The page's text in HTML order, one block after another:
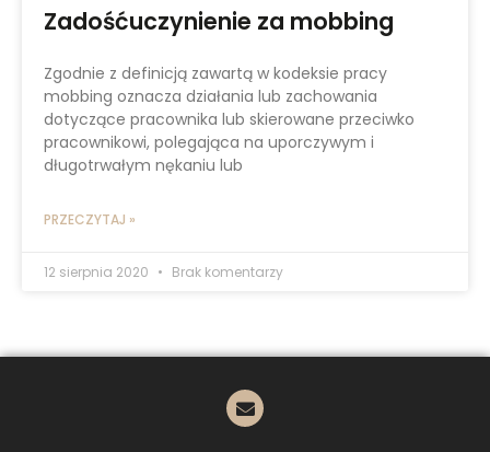
Zadośćuczynienie za mobbing
Zgodnie z definicją zawartą w kodeksie pracy
mobbing oznacza działania lub zachowania
dotyczące pracownika lub skierowane przeciwko
pracownikowi, polegająca na uporczywym i
długotrwałym nękaniu lub
PRZECZYTAJ »
12 sierpnia 2020 Brak komentarzy